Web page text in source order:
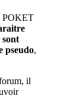
POKET
sont
pseudo,
il